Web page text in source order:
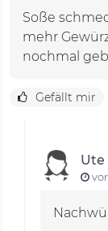
Soße
mehr
nochmal
Gefällt mir
Ute